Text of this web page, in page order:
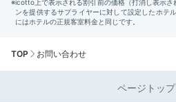
TOP お問い合わせ
ページトップ